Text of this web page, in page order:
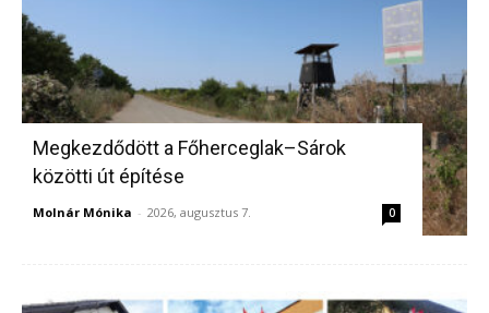
Megkezdődött a Főherceglak–Sárok
közötti út építése
Molnár Mónika - 2026, augusztus 7. 0